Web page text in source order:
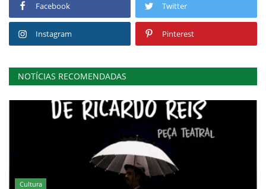
Facebook Twitter
Instagram Pinterest
NOTÍCIAS RECOMENDADAS
Cultura